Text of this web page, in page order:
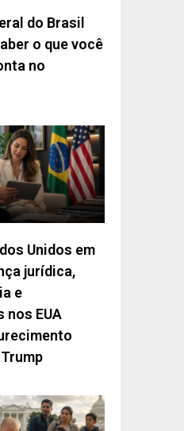
do Brasil
o que você
no
Unidos em
jurídica,
e
nos EUA